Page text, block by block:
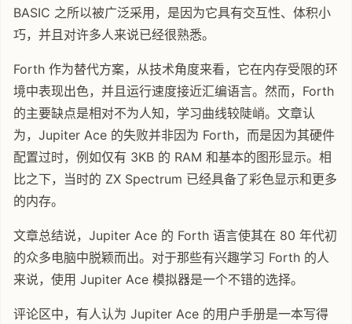
BASIC 之所以被广泛采用，是因为它具有交互性、体积小
巧，并且对许多人来说已经很熟悉。
Forth 作为替代方案，从技术角度来看，它在内存受限的环
境中表现出色，并且运行速度接近汇编语言。然而，Forth
的主要缺点是相对不为人知，学习曲线较陡峭。文章认
为，Jupiter Ace 的失败并非因为 Forth，而是因为其硬件
配置过时，例如仅有 3KB 的 RAM 和基本的图形显示。相
比之下，当时的 ZX Spectrum 已经具备了彩色显示和更多
的内存。
文章总结说，Jupiter Ace 的 Forth 语言使其在 80 年代初
的众多电脑中脱颖而出。对于那些有兴趣学习 Forth 的人
来说，使用 Jupiter Ace 模拟器是一个不错的选择。
评论区中，有人认为 Jupiter Ace 的用户手册是一本写得